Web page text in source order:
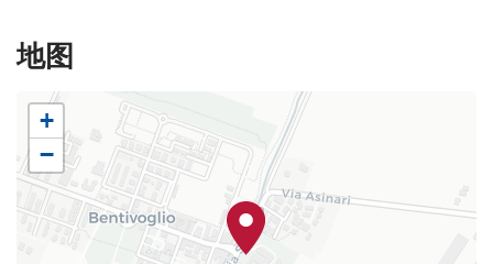
来的文艺复兴
内部有美轮美奂的16世纪壁画和艾米利亚
艺术风格的装饰品，处处都诉说了这个地方
的历史：在迷人的“面包历史”大厅可以欣赏到
描绘了Bentivoglio这块土地上的乡野生活，在
私人祈祷厅和其他房间能看到讲述博洛尼亚
僭主领地内宗教生活的装饰品。
地图
+
−